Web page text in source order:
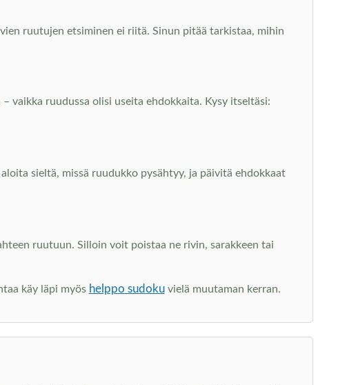
ruutujen etsiminen ei riitä. Sinun pitää tarkistaa, mihin
vaikka ruudussa olisi useita ehdokkaita. Kysy itseltäsi:
sieltä, missä ruudukko pysähtyy, ja päivitä ehdokkaat
ruutuun. Silloin voit poistaa ne rivin, sarakkeen tai
käy läpi myös helppo sudokuvielä muutaman kerran.